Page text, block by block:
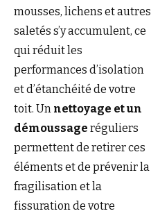
mousses, lichens et autres
saletés s’y accumulent, ce
qui réduit les
performances d’isolation
et d’étanchéité de votre
toit. Un nettoyage et un
démoussage réguliers
permettent de retirer ces
éléments et de prévenir la
fragilisation et la
fissuration de votre